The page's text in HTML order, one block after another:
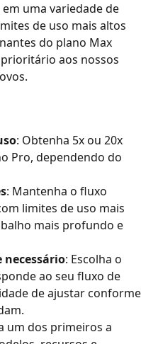
uma variedade de
de uso mais altos
do plano Max
aos nossos
: Obtenha 5x ou 20x
Pro, dependendo do
: Mantenha o fluxo
limites de uso mais
mais profundo e
necessário: Escolha o
ao seu fluxo de
de ajustar conforme
um dos primeiros a